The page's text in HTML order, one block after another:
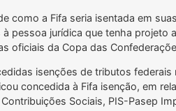
como a Fifa seria isentada em
pessoa jurídica que tenha
oficiais da Copa das
isenções de tributos
concedida à Fifa isenção, em
Contribuições Sociais, PIS-Pasep